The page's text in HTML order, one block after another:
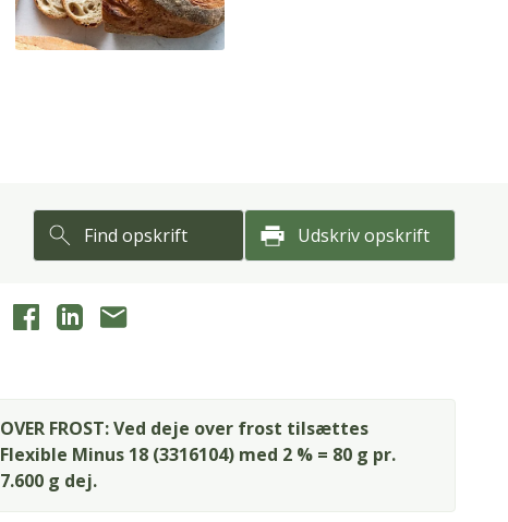
Find opskrift Udskriv opskrift
OVER FROST: Ved deje over frost tilsættes
Flexible Minus 18 (3316104) med 2 % = 80 g pr.
7.600 g dej.